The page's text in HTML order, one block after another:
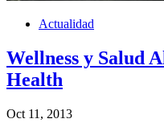
Actualidad
Wellness y Salud
Health
Oct 11, 2013